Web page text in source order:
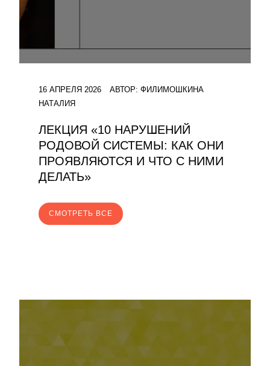
16 АПРЕЛЯ 2026 АВТОР: ФИЛИМОШКИНА
НАТАЛИЯ
ЛЕКЦИЯ «10 НАРУШЕНИЙ
РОДОВОЙ СИСТЕМЫ: КАК ОНИ
ПРОЯВЛЯЮТСЯ И ЧТО С НИМИ
ДЕЛАТЬ»
CМОТРЕТЬ ВСЕ